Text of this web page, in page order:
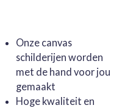
Onze canvas
schilderijen worden
met de hand voor jou
gemaakt
Hoge kwaliteit en